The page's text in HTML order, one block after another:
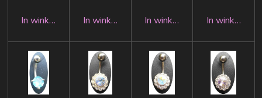
In winkelwagenIn winkelwagenIn winkelwagenIn